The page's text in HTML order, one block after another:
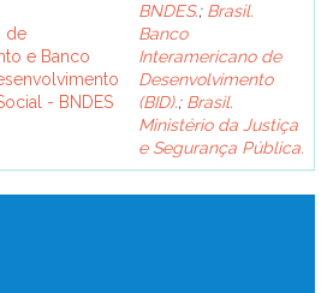
de
e Banco
- BNDES
BNDES.; Brasil.
Banco
Interamericano de
Desenvolvimento
(BID).; Brasil.
Ministério da Justiça
e Segurança Pública.